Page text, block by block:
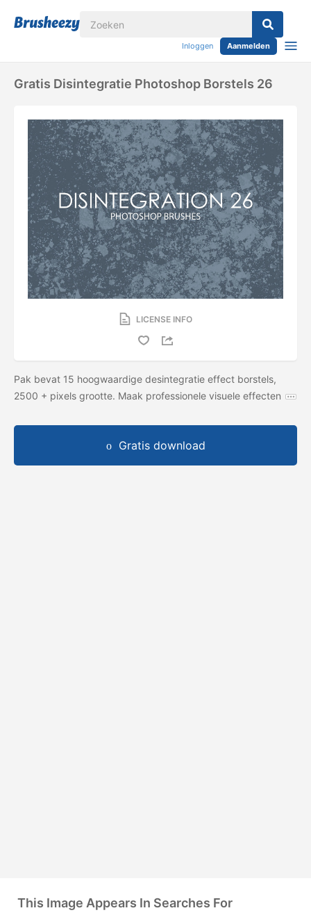
Inloggen Aanmelden
Gratis Disintegratie Photoshop Borstels 26
LICENSE INFO
Pak bevat 15 hoogwaardige desintegratie effect borstels,
2500 + pixels grootte. Maak professionele visuele effecten
Gratis download
This Image Appears In Searches For